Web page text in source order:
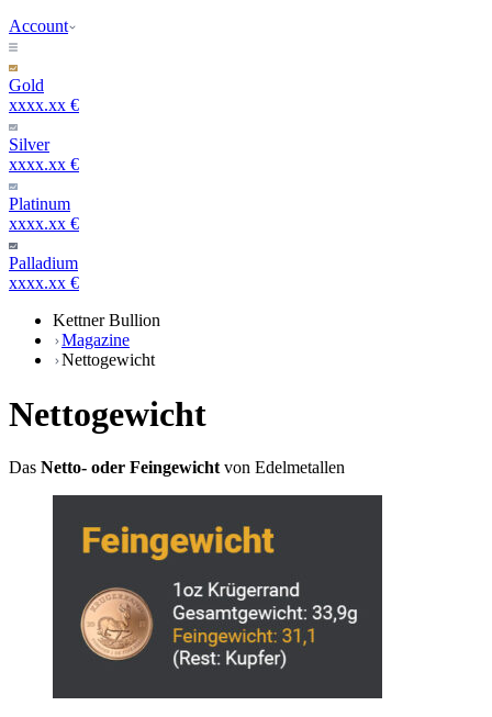
Account
Gold
xxxx.xx €
Silver
xxxx.xx €
Platinum
xxxx.xx €
Palladium
xxxx.xx €
Kettner Bullion
Magazine
Nettogewicht
Nettogewicht
Das Netto- oder Feingewicht von Edelmetallen